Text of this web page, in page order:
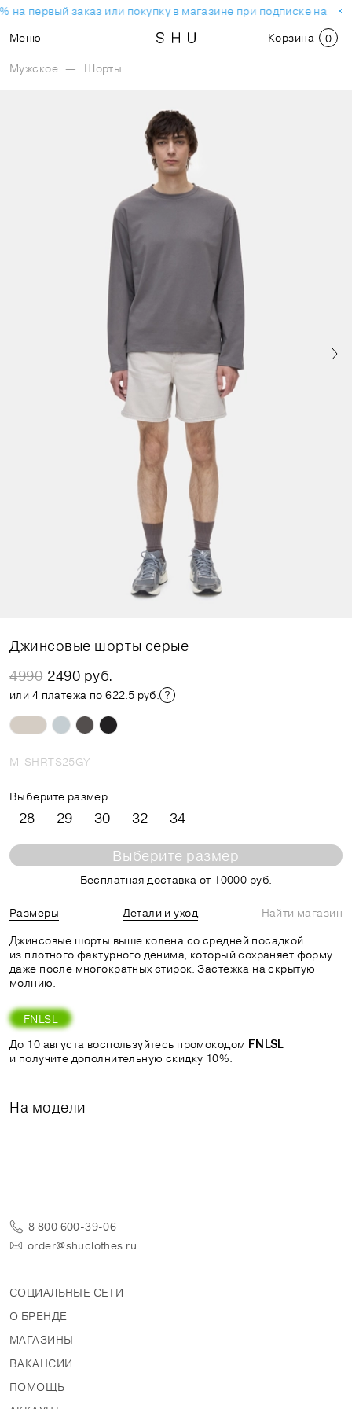
на первый заказ или покупку в магазине при подписке на
Меню
Корзина 0
Мужское — Шорты
Джинсовые шорты серые
4990 2490 руб.
или 4 платежа по 622.5 руб.
M-SHRTS25GY
Выберите размер
28 29 30 32 34
Выберите размер
Бесплатная доставка от 10000 руб.
Размеры Детали и уход
Найти магазин
Джинсовые шорты выше колена со средней посадкой
из плотного фактурного денима, который сохраняет форму
даже после многократных стирок. Застёжка на скрытую
молнию.
FNLSL
До 10 августа воспользуйтесь промокодом FNLSL
и получите дополнительную скидку 10%.
На модели
8 800 600-39-06
order@shuclothes.ru
СОЦИАЛЬНЫЕ СЕТИ
О БРЕНДЕ
МАГАЗИНЫ
ВАКАНСИИ
ПОМОЩЬ